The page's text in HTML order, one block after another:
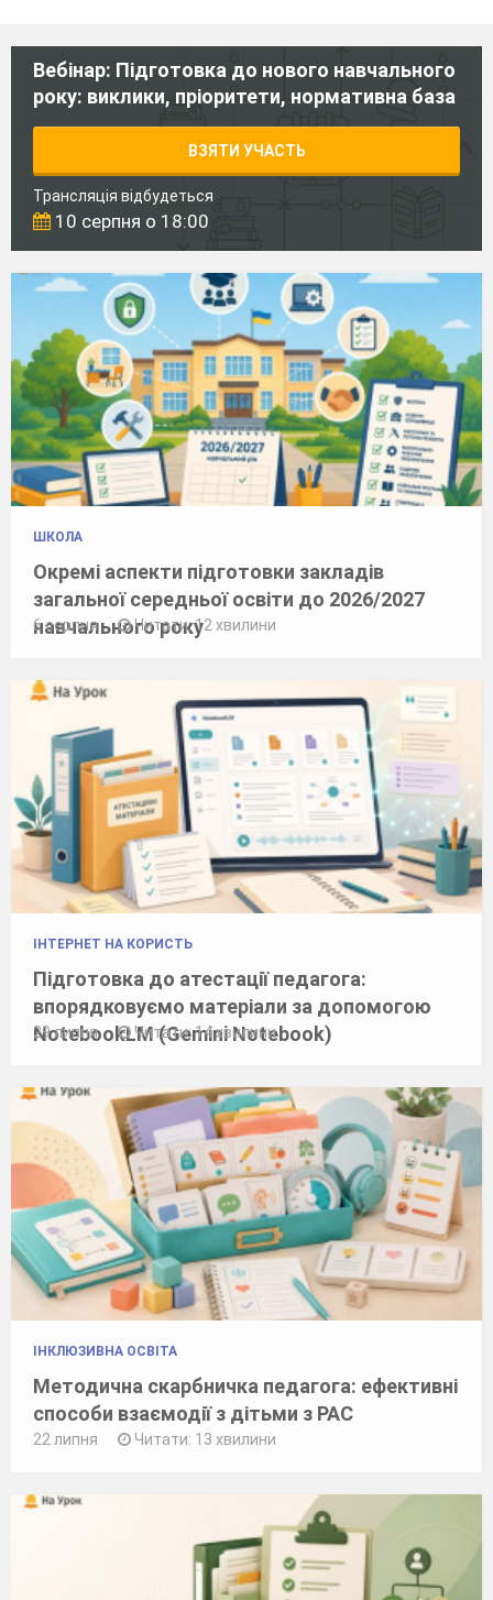
Вебінар: Підготовка до нового навчального
року: виклики, пріоритети, нормативна база
ВЗЯТИ УЧАСТЬ
Трансляція відбудеться
10 серпня о 18:00
ШКОЛА
Окремі аспекти підготовки закладів
загальної середньої освіти до 2026/2027
навчального року
6 серпня Читати: 12 хвилини
ІНТЕРНЕТ НА КОРИСТЬ
Підготовка до атестації педагога:
впорядковуємо матеріали за допомогою
NotebookLM (Gemini Notebook)
29 липня Читати: 14 хвилини
ІНКЛЮЗИВНА ОСВІТА
Методична скарбничка педагога: ефективні
способи взаємодії з дітьми з РАС
22 липня Читати: 13 хвилини